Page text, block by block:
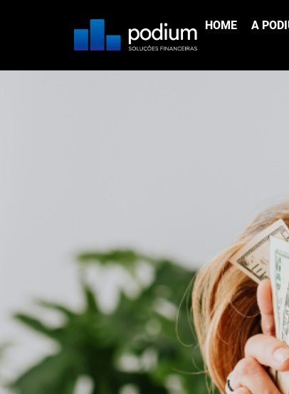
HOME A
Securitização:
Negócio -